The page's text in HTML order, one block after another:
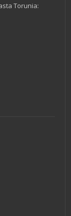
Torunia: